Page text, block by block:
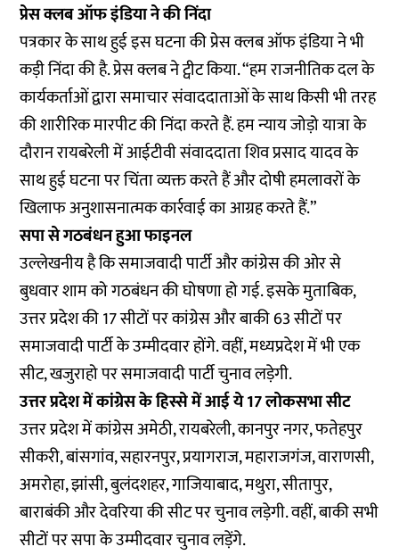
प्रेस क्लब ऑफ इंडिया ने की निंदा
पत्रकार के साथ हुई इस घटना की प्रेस क्लब ऑफ इंडिया ने भी
कड़ी निंदा की है. प्रेस क्लब ने ट्वीट किया. “हम राजनीतिक दल के
कार्यकर्ताओं द्वारा समाचार संवाददाताओं के साथ किसी भी तरह
की शारीरिक मारपीट की निंदा करते हैं. हम न्याय जोड़ो यात्रा के
दौरान रायबरेली में आईटीवी संवाददाता शिव प्रसाद यादव के
साथ हुई घटना पर चिंता व्यक्त करते हैं और दोषी हमलावरों के
खिलाफ अनुशासनात्मक कार्रवाई का आग्रह करते हैं.”
सपा से गठबंधन हुआ फाइनल
उल्लेखनीय है कि समाजवादी पार्टी और कांग्रेस की ओर से
बुधवार शाम को गठबंधन की घोषणा हो गई. इसके मुताबिक,
उत्तर प्रदेश की 17 सीटों पर कांग्रेस और बाकी 63 सीटों पर
समाजवादी पार्टी के उम्मीदवार होंगे. वहीं, मध्यप्रदेश में भी एक
सीट, खजुराहो पर समाजवादी पार्टी चुनाव लड़ेगी.
उत्तर प्रदेश में कांग्रेस के हिस्से में आई ये 17 लोकसभा सीट
उत्तर प्रदेश में कांग्रेस अमेठी, रायबरेली, कानपुर नगर, फतेहपुर
सीकरी, बांसगांव, सहारनपुर, प्रयागराज, महाराजगंज, वाराणसी,
अमरोहा, झांसी, बुलंदशहर, गाजियाबाद, मथुरा, सीतापुर,
बाराबंकी और देवरिया की सीट पर चुनाव लड़ेगी. वहीं, बाकी सभी
सीटों पर सपा के उम्मीदवार चुनाव लड़ेंगे.